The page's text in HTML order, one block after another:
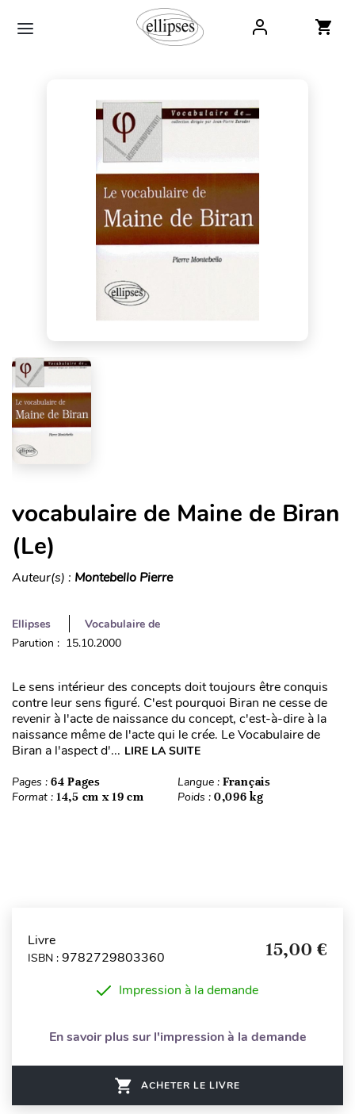
vocabulaire de Maine de Biran
(Le)
Auteur(s) : Montebello Pierre
Ellipses
Vocabulaire de
Parution : 15.10.2000
Le sens intérieur des concepts doit toujours être conquis
contre leur sens figuré. C'est pourquoi Biran ne cesse de
revenir à l'acte de naissance du concept, c'est-à-dire à la
naissance même de l'acte qui le crée. Le Vocabulaire de
Biran a l'aspect d'... LIRE LA SUITE
Pages : 64 Pages Langue : Français
Format : 14,5 cm x 19 cm Poids : 0,096 kg
Livre
ISBN : 9782729803360 15,00 €
Impression à la demande
En savoir plus sur l'impression à la demande
ACHETER LE LIVRE